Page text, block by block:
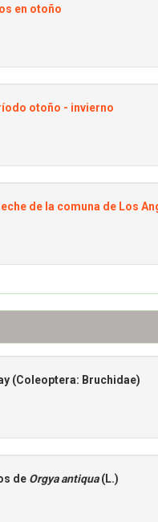
en otoño
otoño - invierno
de la comuna de Los
(Coleoptera: Bruchidae)
de Orgya antiqua(L.)